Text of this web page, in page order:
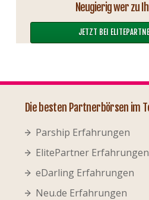
Neugierig wer zu
JETZT BEI
Die besten Partnerbörsen im
Parship Erfahrungen
ElitePartner Erfahrungen
eDarling Erfahrungen
Neu.de Erfahrungen